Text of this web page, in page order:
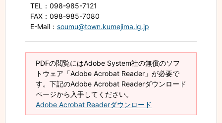
TEL
：098-985-7121
FAX ：098-985-7080
E-Mail ： soumu@town.kumejima.lg.jp
PDFの閲覧にはAdobe System社の無償のソフ
トウェア「Adobe Acrobat Reader」が必要で
す。下記のAdobe Acrobat Readerダウンロード
ページから入手してください。
Adobe Acrobat Readerダウンロード